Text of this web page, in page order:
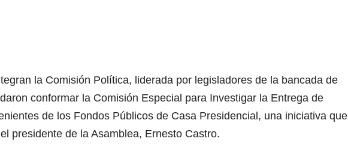
la Comisión Política, liderada por legisladores de la bancada de
conformar la Comisión Especial para Investigar la Entrega de
de los Fondos Públicos de Casa Presidencial, una iniciativa que
presidente de la Asamblea, Ernesto Castro.